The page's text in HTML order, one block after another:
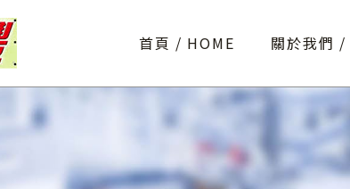
首頁 HOME 關於我們